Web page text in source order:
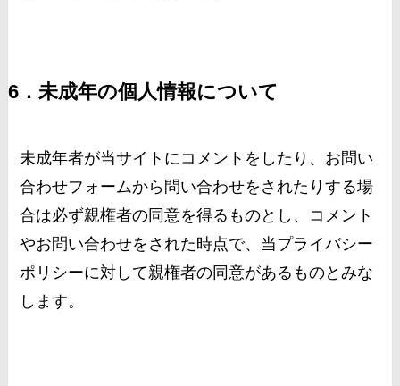
6．未成年の個人情報について
未成年者が当サイトにコメントをしたり、お問い
合わせフォームから問い合わせをされたりする場
合は必ず親権者の同意を得るものとし、コメント
やお問い合わせをされた時点で、当プライバシー
ポリシーに対して親権者の同意があるものとみな
します。